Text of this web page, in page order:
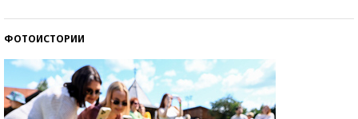
ФОТОИСТОРИИ